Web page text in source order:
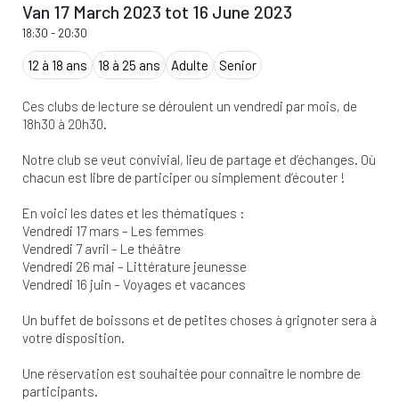
Van 17 March 2023 tot 16 June 2023
18:30 - 20:30
12 à 18 ans 18 à 25 ans Adulte Senior
Ces clubs de lecture se déroulent un vendredi par mois, de
18h30 à 20h30.
Notre club se veut convivial, lieu de partage et d’échanges. Où
chacun est libre de participer ou simplement d’écouter !
En voici les dates et les thématiques :
Vendredi 17 mars – Les femmes
Vendredi 7 avril – Le théâtre
Vendredi 26 mai – Littérature jeunesse
Vendredi 16 juin – Voyages et vacances
Un buffet de boissons et de petites choses à grignoter sera à
votre disposition.
Une réservation est souhaitée pour connaître le nombre de
participants.